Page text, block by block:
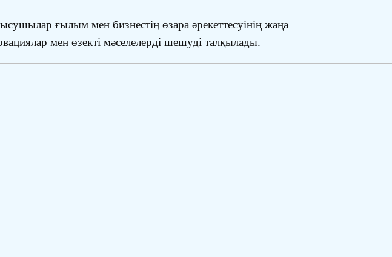
ғылым мен бизнестің өзара әрекеттесуінің жаңа
мен өзекті мәселелерді шешуді талқылады.